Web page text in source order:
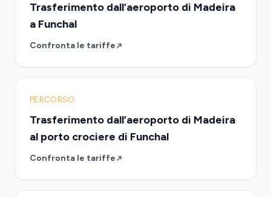
Trasferimento dall’aeroporto di Madeira
a Funchal
Confronta le tariffe
PERCORSO
Trasferimento dall’aeroporto di Madeira
al porto crociere di Funchal
Confronta le tariffe